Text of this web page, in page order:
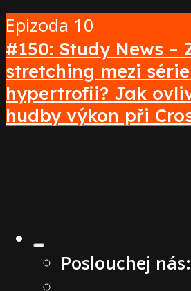
Epizoda 10
#150: Study News –
stretching mezi
hypertrofii? Jak
hudby výkon při
Poslouchej nás: